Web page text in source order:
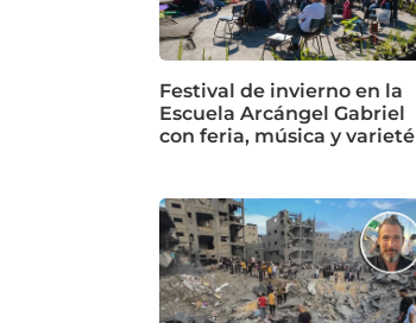
Festival de invierno en la
Escuela Arcángel Gabriel
con feria, música y varieté